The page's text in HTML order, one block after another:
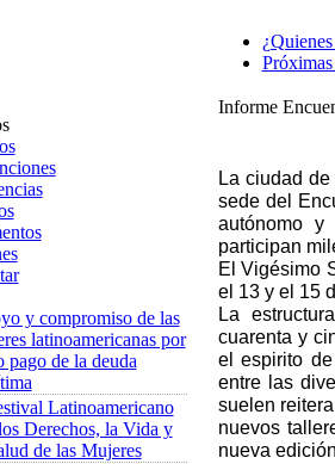
y compromiso de las
latinoamericanas por
pago de la deuda
Latinoamericano
Derechos, la Vida y
de las Mujeres
Informe
La ciudad
sede del
autónomo
participan
El Vigésimo
el 13 y el 15
La
cuarenta y
el espirito
entre las
suelen
nuevos
nueva